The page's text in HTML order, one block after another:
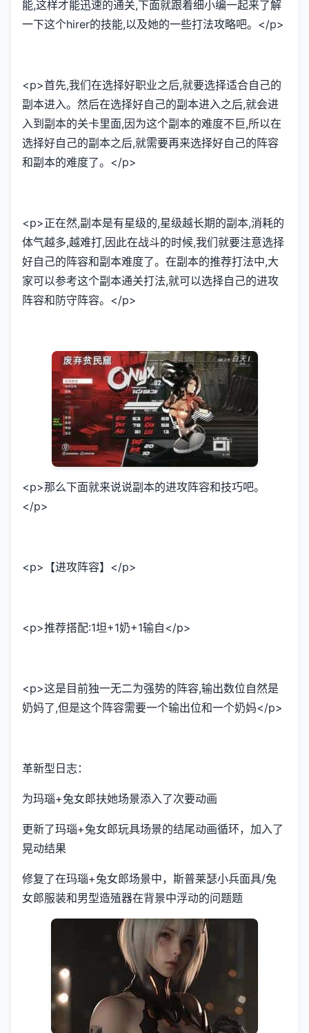
能,这样才能迅速的通关,下面就跟着细小编一起来了解
一下这个hirer的技能,以及她的一些打法攻略吧。</p>
<p>首先,我们在选择好职业之后,就要选择适合自己的
副本进入。然后在选择好自己的副本进入之后,就会进
入到副本的关卡里面,因为这个副本的难度不巨,所以在
选择好自己的副本之后,就需要再来选择好自己的阵容
和副本的难度了。</p>
<p>正在然,副本是有星级的,星级越长期的副本,消耗的
体气越多,越难打,因此在战斗的时候,我们就要注意选择
好自己的阵容和副本难度了。在副本的推荐打法中,大
家可以参考这个副本通关打法,就可以选择自己的进攻
阵容和防守阵容。</p>
<p>那么下面就来说说副本的进攻阵容和技巧吧。
</p>
<p>【进攻阵容】</p>
<p>推荐搭配:1坦+1奶+1输自</p>
<p>这是目前独一无二为强势的阵容,输出数位自然是
奶妈了,但是这个阵容需要一个输出位和一个奶妈</p>
革新型日志：
为玛瑙+兔女郎扶她场景添入了次要动画
更新了玛瑙+兔女郎玩具场景的结尾动画循环，加入了
晃动结果
修复了在玛瑙+兔女郎场景中，斯普莱瑟小兵面具/兔
女郎服装和男型造殖器在背景中浮动的问题题